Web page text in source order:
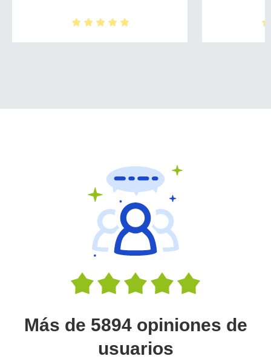
Más de 5894 opiniones de
usuarios